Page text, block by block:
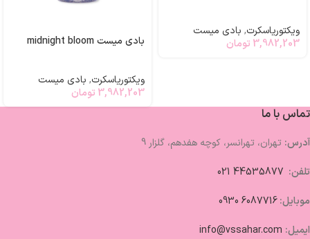
ویکتوریاسکرت, بادی میست
3,982,203 تومان بادی میست midnight bloom
ویکتوریاسکرت, بادی میست
3,982,203 تومان
تماس با ما
آدرس: تهران، تهرانسر، کوچه هفدهم، گلزار 9
تلفن:
موبایل:6087716 0930
ایمیل: info@vssahar.com